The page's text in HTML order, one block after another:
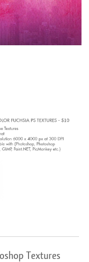
Textures